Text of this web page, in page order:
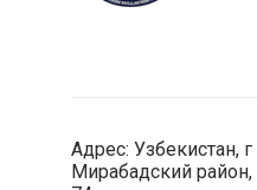
Адрес: Узбекистан,
Мирабадский